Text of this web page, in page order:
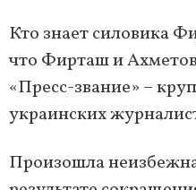
Кто знает силовика
что Фирташ и
«Пресс-звание» –
украинских
Произошла